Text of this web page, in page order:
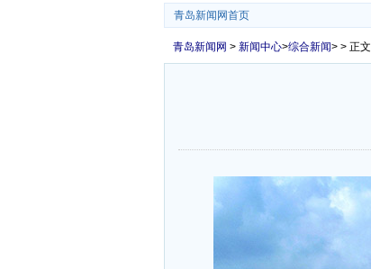
青岛新闻网首页
青岛新闻网 > 新闻中心>综合新闻> > 正文